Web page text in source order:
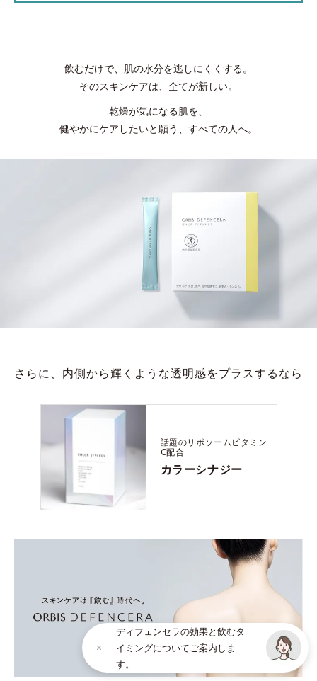
飲むだけで、肌の水分を逃しにくくする。
そのスキンケアは、全てが新しい。
乾燥が気になる肌を、
健やかにケアしたいと願う、すべての人へ。
さらに、内側から輝くような透明感をプラスするなら
話題のリポソームビタミン
C配合
カラーシナジー
ディフェンセラの効果と飲むタ
イミングについてご案内しま
す。